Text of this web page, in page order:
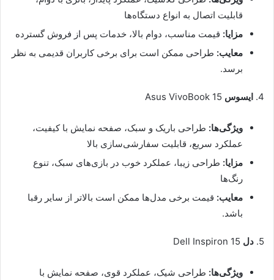
قابلیت اتصال به انواع دستگاه‌ها
مزایا: قیمت مناسب، دوام بالا، خدمات پس از فروش گسترده
معایب: طراحی ممکن است برای برخی کاربران قدیمی به نظر
برسد.
4. ایسوس Asus VivoBook 15
ویژگی‌ها: طراحی باریک و سبک، صفحه نمایش با کیفیت،
عملکرد سریع، قابلیت سفارشی‌سازی بالا
مزایا: طراحی زیبا، عملکرد خوب در بازی‌های سبک، تنوع
رنگ‌ها
معایب: قیمت برخی مدل‌ها ممکن است بالاتر از سایر رقبا
باشد.
5. دل Dell Inspiron 15
ویژگی‌ها: طراحی شیک، عملکرد قوی، صفحه نمایش با